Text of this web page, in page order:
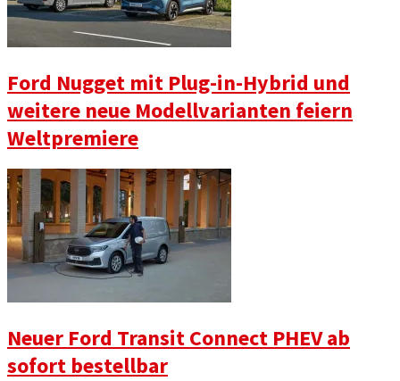
Ford Nugget mit Plug-in-Hybrid und
weitere neue Modellvarianten feiern
Weltpremiere
Neuer Ford Transit Connect PHEV ab
sofort bestellbar